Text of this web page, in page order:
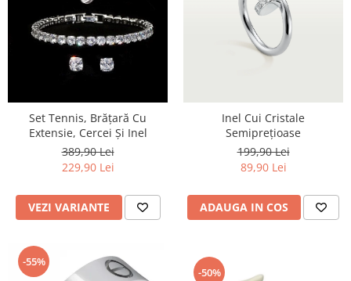
Set Tennis, Brățară Cu
Extensie, Cercei Și Inel
389,90 Lei
229,90 Lei
VEZI VARIANTE
Inel Cui Cristale
Semiprețioase
199,90 Lei
89,90 Lei
ADAUGA IN COS
-55%
-50%